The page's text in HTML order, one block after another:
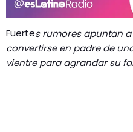
Fuertes rumores apuntan
convertirse en padre de
vientre para agrandar su